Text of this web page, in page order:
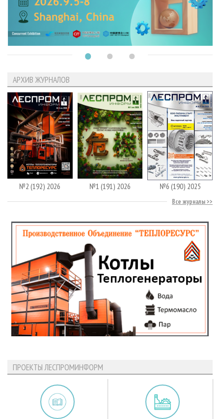
АРХИВ ЖУРНАЛОВ
№2 (192) 2026 №1 (191) 2026 №6 (190) 2025
Все журналы
ПРОЕКТЫ ЛЕСПРОМИНФОРМ